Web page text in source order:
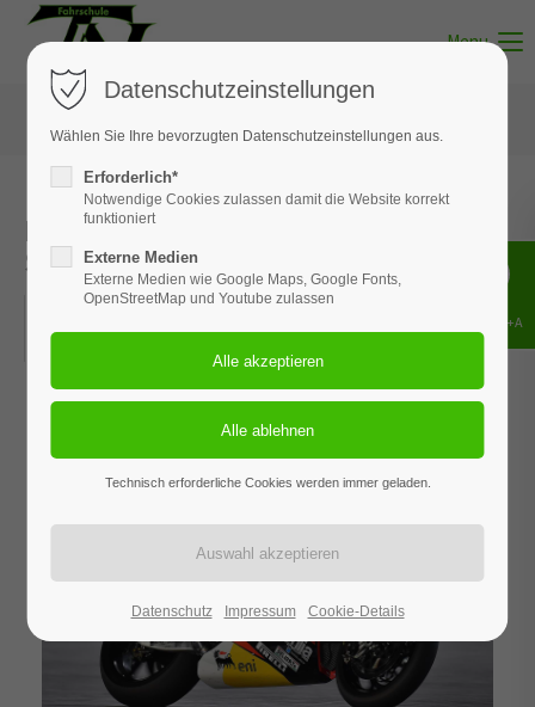
Menu
Fahrsicherheitstraining | 06.
September 2025
06.09.2025, 09:00–16:30
Datenschutzeinstellungen
Wählen Sie Ihre bevorzugten Datenschutzeinstellungen aus.
Erforderlich*
Notwendige Cookies zulassen damit die Website korrekt
funktioniert
Externe Medien
Externe Medien wie Google Maps, Google Fonts,
OpenStreetMap und Youtube zulassen
Technisch erforderliche Cookies werden immer geladen.
Datenschutz Impressum Cookie-Details
Shift+Alt+A